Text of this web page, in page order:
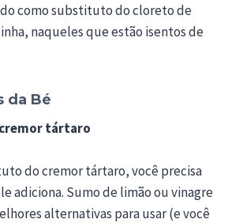
como substituto do cloreto de
naqueles que estão isentos de
da Bé
tártaro
do cremor tártaro, você precisa
adiciona. Sumo de limão ou vinagre
alternativas para usar (e você